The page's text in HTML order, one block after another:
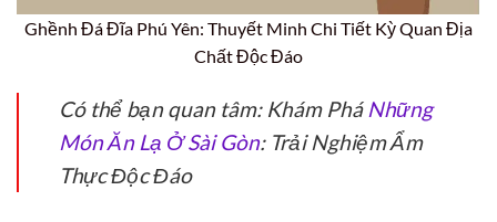
Ghềnh Đá Đĩa Phú Yên: Thuyết Minh Chi Tiết Kỳ Quan Địa
Chất Độc Đáo
Có thể bạn quan tâm: Khám Phá Những
Món Ăn Lạ Ở Sài Gòn: Trải Nghiệm Ẩm
Thực Độc Đáo